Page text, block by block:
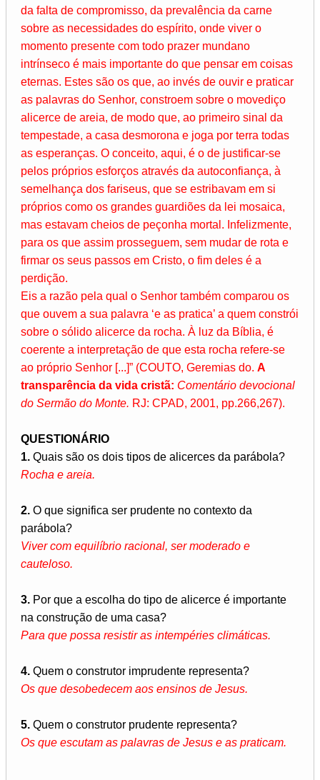
da falta de compromisso, da prevalência da carne
sobre as necessidades do espírito, onde viver o
momento presente com todo prazer mundano
intrínseco é mais importante do que pensar em coisas
eternas. Estes são os que, ao invés de ouvir e praticar
as palavras do Senhor, constroem sobre o movediço
alicerce de areia, de modo que, ao primeiro sinal da
tempestade, a casa desmorona e joga por terra todas
as esperanças. O conceito, aqui, é o de justificar-se
pelos próprios esforços através da autoconfiança, à
semelhança dos fariseus, que se estribavam em si
próprios como os grandes guardiões da lei mosaica,
mas estavam cheios de peçonha mortal. Infelizmente,
para os que assim prosseguem, sem mudar de rota e
firmar os seus passos em Cristo, o fim deles é a
perdição.
Eis a razão pela qual o Senhor também comparou os
que ouvem a sua palavra ‘e as pratica’ a quem constrói
sobre o sólido alicerce da rocha. À luz da Bíblia, é
coerente a interpretação de que esta rocha refere-se
ao próprio Senhor [...]” (COUTO, Geremias do. A
transparência da vida cristã: Comentário devocional
do Sermão do Monte. RJ: CPAD, 2001, pp.266,267).
QUESTIONÁRIO
1. Quais são os dois tipos de alicerces da parábola?
Rocha e areia.
2. O que significa ser prudente no contexto da
parábola?
Viver com equilíbrio racional, ser moderado e
cauteloso.
3. Por que a escolha do tipo de alicerce é importante
na construção de uma casa?
Para que possa resistir as intempéries climáticas.
4. Quem o construtor imprudente representa?
Os que desobedecem aos ensinos de Jesus.
5. Quem o construtor prudente representa?
Os que escutam as palavras de Jesus e as praticam.